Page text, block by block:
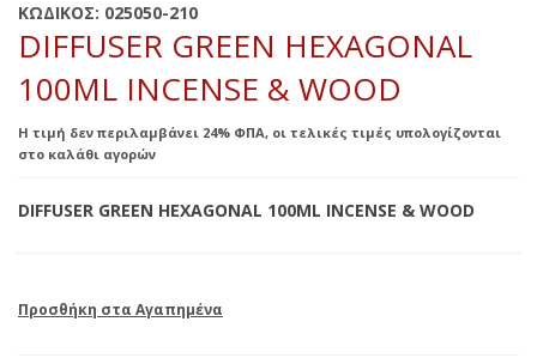
ΚΩΔΙΚΟΣ: 025050-210
DIFFUSER GREEN HEXAGONAL
100ML INCENSE & WOOD
Η τιμή δεν περιλαμβάνει 24% ΦΠΑ, οι τελικές τιμές υπολογίζονται
στο καλάθι αγορών
DIFFUSER GREEN HEXAGONAL 100ML INCENSE & WOOD